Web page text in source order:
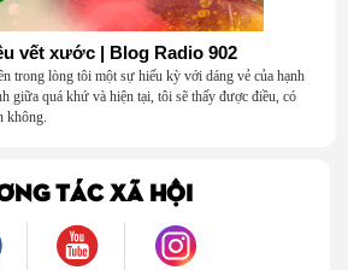
vết xước | Blog Radio 902
trong lòng tôi một sự hiếu kỳ với dáng vẻ của hạnh
giữa quá khứ và hiện tại, tôi sẽ thấy được điều, có
không.
TÁC XÃ HỘI